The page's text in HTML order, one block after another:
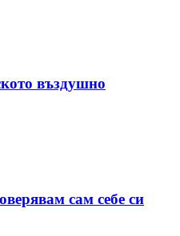
въздушно
сам себе си